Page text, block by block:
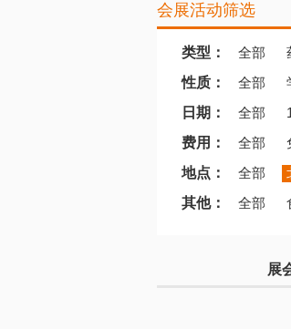
会展活动筛选
类型： 全部
性质：
全部
日期：
全部
费用：
全部
地点：
全部
其他：
全部
展